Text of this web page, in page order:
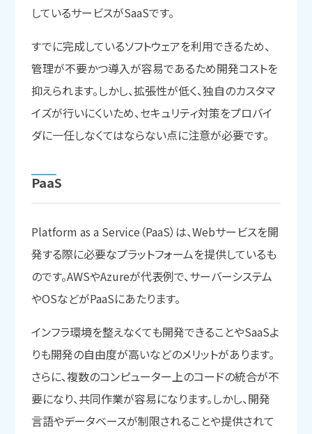
しているサービスがSaaSです。
すでに完成しているソフトウェアを利用できるため、
管理が不要かつ導入が容易であるため開発コストを
抑えられます。しかし、拡張性が低く、独自のカスタマ
イズが行いにくいため、セキュリティ対策をプロバイ
ダに一任しなくてはならない点に注意が必要です。
PaaS
Platform as a Service（PaaS）は、Webサービスを開
発する際に必要なプラットフォームを提供しているも
のです。AWSやAzureが代表例で、サーバーシステム
やOSなどがPaaSにあたります。
インフラ環境を整えなくても開発できることやSaaSよ
りも開発の自由度が高いなどのメリットがあります。
さらに、複数のコンピューター上のコードの統合が不
要になり、共同作業が容易になります。しかし、開発
言語やデータベースが制限されることや提供されて